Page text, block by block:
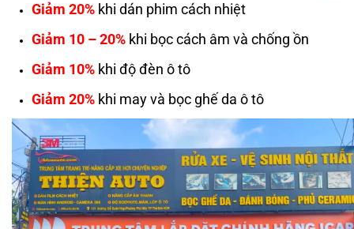
Giảm 20% khi dán phim cách nhiệt
Giảm 10 – 20% khi bọc cách âm và chống ồn
Giảm 10% khi độ đèn ô tô
Giảm 20% khi may và bọc ghế da ô tô